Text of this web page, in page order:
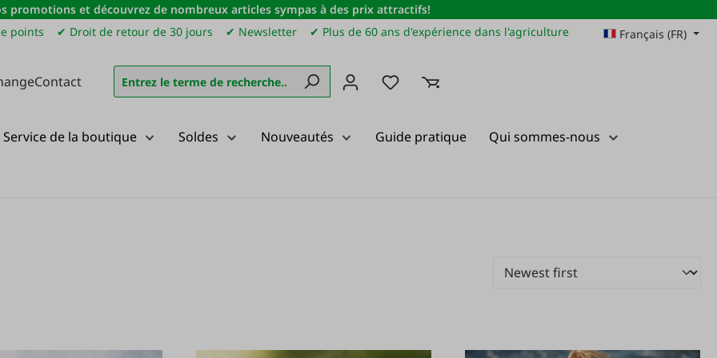
promotions et découvrez de nombreux articles sympas à des prix attractifs!
points ✔ Droit de retour de 30 jours ✔ Newsletter ✔ Plus de 60 ans d'expérience dans l'agriculture Français (FR)
Contact Vous avez 0 articles dans votre liste de souhaits
Service de la boutique Soldes Nouveautés Guide pratique Qui sommes-nous